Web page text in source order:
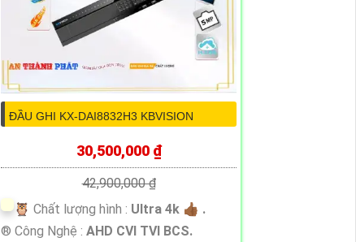
ĐẦU GHI KX-DAI8832H3 KBVISION
30,500,000 ₫
42,900,000 ₫
🦉 Chất lượng hình : Ultra 4k 👍🏾 .
®️ Công Nghệ : AHD CVI TVI BCS.